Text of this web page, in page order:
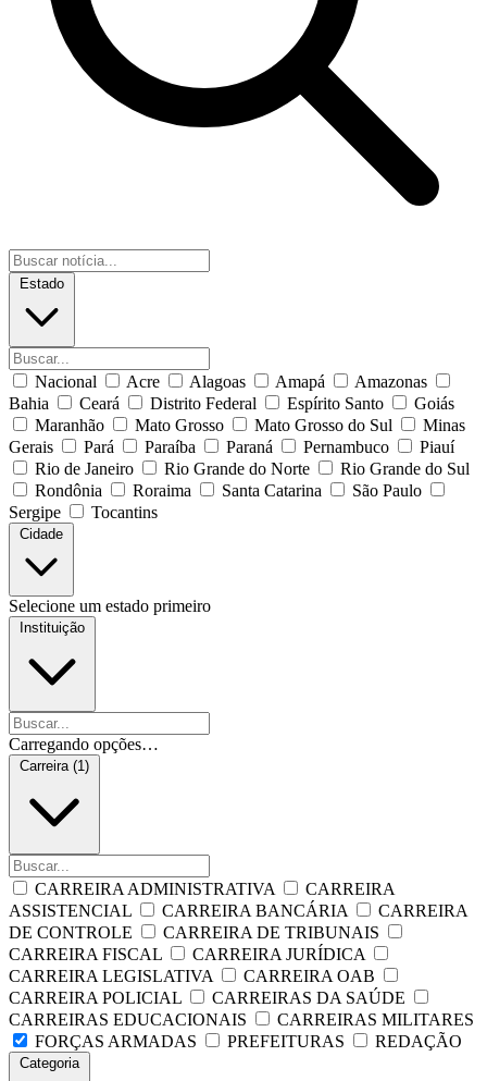
Estado
Nacional Acre Alagoas Amapá
Amazonas
Bahia
Ceará Distrito Federal Espírito Santo
Goiás
Maranhão
Mato Grosso Mato Grosso do Sul
Minas
Gerais
Pará Paraíba Paraná Pernambuco
Piauí
Rio de Janeiro
Rio Grande do Norte
Rio Grande do Sul
Rondônia
Roraima Santa Catarina
São Paulo
Sergipe
Tocantins
Cidade
Selecione um estado primeiro
Instituição
Carregando opções…
Carreira (1)
CARREIRA ADMINISTRATIVA
CARREIRA
ASSISTENCIAL
CARREIRA BANCÁRIA
CARREIRA
DE CONTROLE
CARREIRA DE TRIBUNAIS
CARREIRA FISCAL
CARREIRA JURÍDICA
CARREIRA LEGISLATIVA
CARREIRA OAB
CARREIRA POLICIAL
CARREIRAS DA SAÚDE
CARREIRAS EDUCACIONAIS
CARREIRAS MILITARES
FORÇAS ARMADAS
PREFEITURAS REDAÇÃO
Categoria